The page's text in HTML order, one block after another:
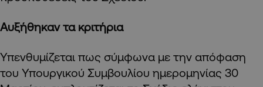
Αυξήθηκαν τα κριτήρια
Υπενθυμίζεται πως σύμφωνα με την απόφαση
του Υπουργικού Συμβουλίου ημερομηνίας 30